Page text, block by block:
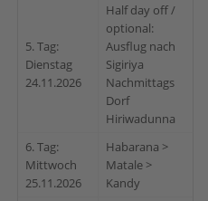
5. Tag:
Dienstag
24.11.2026
Half day off /
optional:
Ausflug nach
Sigiriya
Nachmittags
Dorf
Hiriwadunna
6. Tag:
Mittwoch
25.11.2026
Habarana >
Matale >
Kandy